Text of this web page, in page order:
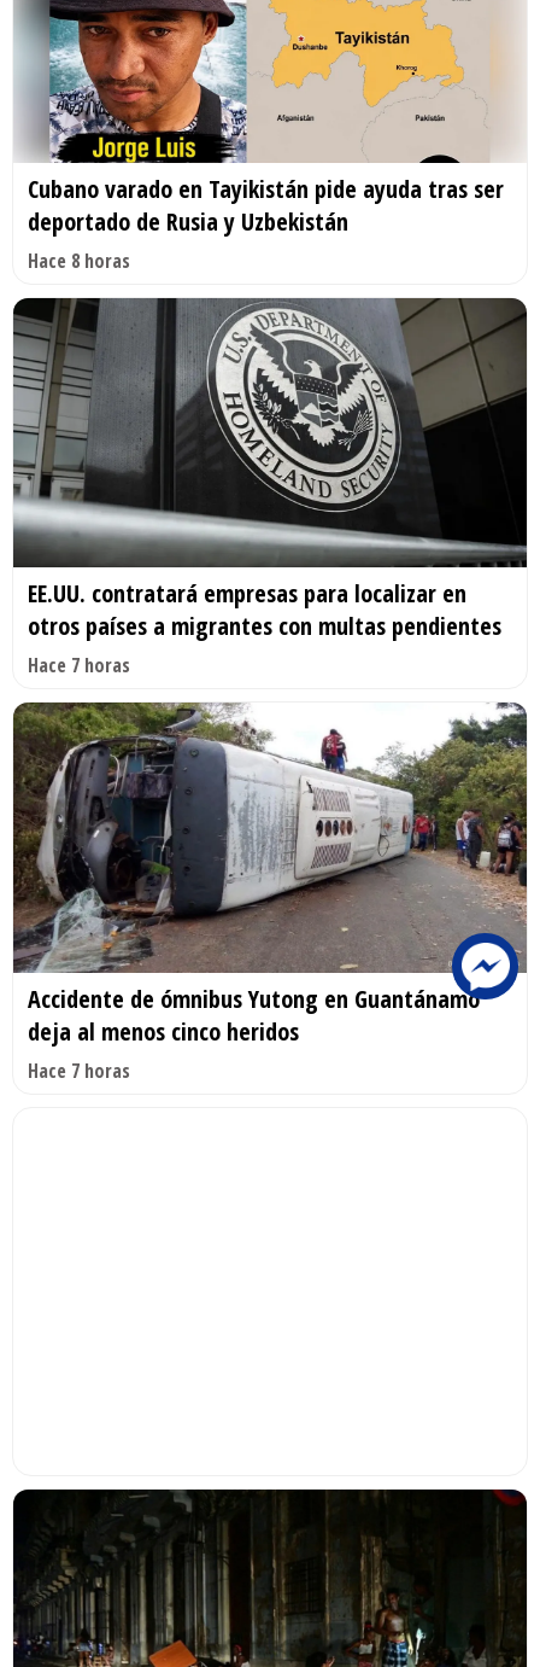
Cubano varado en Tayikistán pide ayuda tras ser
deportado de Rusia y Uzbekistán
Hace 8 horas
EE.UU. contratará empresas para localizar en
otros países a migrantes con multas pendientes
Hace 7 horas
Accidente de ómnibus Yutong en Guantánamo
deja al menos cinco heridos
Hace 7 horas